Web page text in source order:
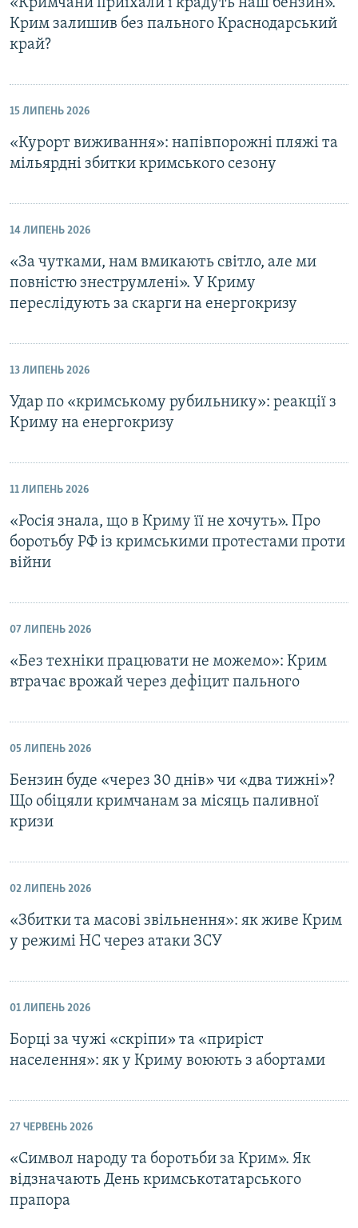
«Кримчани приїхали і крадуть наш бензин».
Крим залишив без пального Краснодарський
край?
15 ЛИПЕНЬ 2026
«Курорт виживання»: напівпорожні пляжі та
мільярдні збитки кримського сезону
14 ЛИПЕНЬ 2026
«За чутками, нам вмикають світло, але ми
повністю знеструмлені». У Криму
переслідують за скарги на енергокризу
13 ЛИПЕНЬ 2026
Удар по «кримському рубильнику»: реакції з
Криму на енергокризу
11 ЛИПЕНЬ 2026
«Росія знала, що в Криму її не хочуть». Про
боротьбу РФ із кримськими протестами проти
війни
07 ЛИПЕНЬ 2026
«Без техніки працювати не можемо»: Крим
втрачає врожай через дефіцит пального
05 ЛИПЕНЬ 2026
Бензин буде «через 30 днів» чи «два тижні»?
Що обіцяли кримчанам за місяць паливної
кризи
02 ЛИПЕНЬ 2026
«Збитки та масові звільнення»: як живе Крим
у режимі НС через атаки ЗСУ
01 ЛИПЕНЬ 2026
Борці за чужі «скріпи» та «приріст
населення»: як у Криму воюють з абортами
27 ЧЕРВЕНЬ 2026
«Символ народу та боротьби за Крим». Як
відзначають День кримськотатарського
прапора